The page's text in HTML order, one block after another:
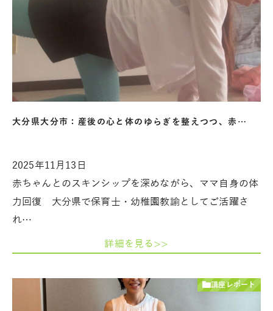
大分県大分市：産後の心と体のゆらぎを整えつつ、赤…
2025年11月13日
赤ちゃんとのスキンシップを深めながら、ママ自身の体
力回復 大分県で保育士・幼稚園教諭としてご活躍さ
れ…
詳細を見る>>
講座レポート